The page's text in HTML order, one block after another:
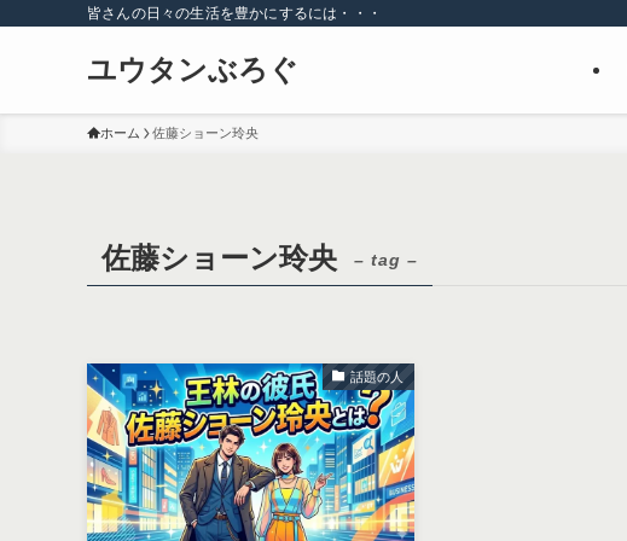
皆さんの日々の生活を豊かにするには・・・
ユウタンぶろぐ
ホーム 佐藤ショーン玲央
佐藤ショーン玲央 – tag –
話題の人